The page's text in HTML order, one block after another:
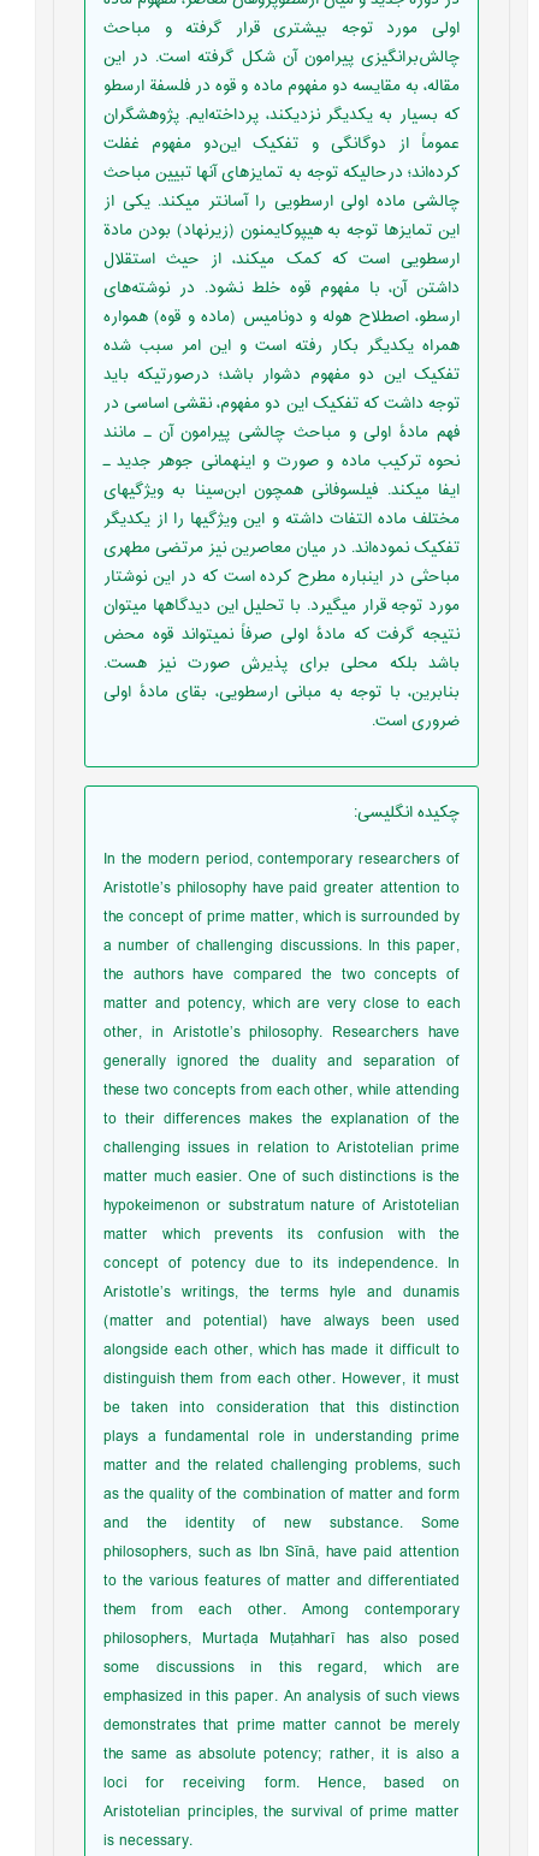
اولی مورد توجه بیشتری قرار گرفته و مباحث
چالش‌برانگیزی پیرامون آن شکل گرفته است. در این
مقاله، به مقایسه دو مفهوم ماده و قوه در فلسفة ارسطو
که بسیار به یکدیگر نزدیکند، پرداخته‌ایم. پژوهشگران
عموماً از دوگانگی و تفکیک این‌دو مفهوم غفلت
کرده‌اند؛ درحالیکه توجه به تمایزهای آنها تبیین مباحث
چالشی ماده اولی ارسطویی را آسانتر میکند. یکی از
این تمایزها توجه به هیپوکایمنون (زیرنهاد) بودن مادة
ارسطویی است که کمک میکند، از حیث استقلال
داشتن آن، با مفهوم قوه خلط نشود. در نوشته‌های
ارسطو، اصطلاح هوله و دونامیس (ماده و قوه) همواره
همراه یکدیگر بکار رفته است و این امر سبب شده
تفکیک این دو مفهوم دشوار باشد؛ درصورتيکه باید
توجه داشت که تفکیک این‌ دو مفهوم، نقشی اساسی در
فهم مادۀ اولی و مباحث چالشی پیرامون آن ـ مانند
نحوه ترکیب ماده و صورت و اینهمانی جوهر جدید ـ
ایفا میکند. فیلسوفانی همچون ابن‌سینا به ویژگیهای
مختلف ماده التفات داشته و این ویژگیها را از یکدیگر
تفکیک نموده‌اند. در میان معاصرین نیز مرتضی مطهری
مباحثی در اینباره مطرح کرده است که در این نوشتار
مورد توجه قرار میگیرد. با تحلیل این دیدگاهها میتوان
نتیجه گرفت که مادۀ اولی صرفاً نمیتواند قوه محض
باشد بلکه محلی برای پذیرش صورت نیز هست.
بنابرین، با توجه به مبانی ارسطویی، بقای مادۀ اولی
ضروری است.
چکیده انگلیسی:
In the modern period, contemporary researchers of
Aristotle’s philosophy have paid greater attention to
the concept of prime matter, which is surrounded by
a number of challenging discussions. In this paper,
the authors have compared the two concepts of
matter and potency, which are very close to each
other, in Aristotle’s philosophy. Researchers have
generally ignored the duality and separation of
these two concepts from each other, while attending
to their differences makes the explanation of the
challenging issues in relation to Aristotelian prime
matter much easier. One of such distinctions is the
hypokeimenon or substratum nature of Aristotelian
matter which prevents its confusion with the
concept of potency due to its independence. In
Aristotle’s writings, the terms hyle and dunamis
(matter and potential) have always been used
alongside each other, which has made it difficult to
distinguish them from each other. However, it must
be taken into consideration that this distinction
plays a fundamental role in understanding prime
matter and the related challenging problems, such
as the quality of the combination of matter and form
and the identity of new substance. Some
philosophers, such as Ibn Sīnā, have paid attention
to the various features of matter and differentiated
them from each other. Among contemporary
philosophers, Murtaḍa Muṭahharī has also posed
some discussions in this regard, which are
emphasized in this paper. An analysis of such views
demonstrates that prime matter cannot be merely
the same as absolute potency; rather, it is also a
loci for receiving form. Hence, based on
Aristotelian principles, the survival of prime matter
is necessary.